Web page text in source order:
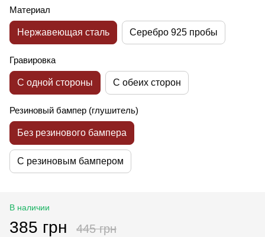
Материал
Нержавеющая сталь Серебро 925 пробы
Гравировка
С одной стороны С обеих сторон
Резиновый бампер (глушитель)
Без резинового бампера
С резиновым бампером
В наличии
385 грн 445 грн